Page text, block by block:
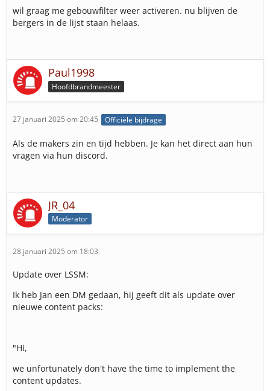
wil graag me gebouwfilter weer activeren. nu blijven de
bergers in de lijst staan helaas.
Paul1998
Hoofdbrandmeester
27 januari 2025 om 20:45 Officiële bijdrage
Als de makers zin en tijd hebben. Je kan het direct aan hun
vragen via hun discord.
JR_04
Moderator
28 januari 2025 om 18:03
Update over LSSM:
Ik heb Jan een DM gedaan, hij geeft dit als update over
nieuwe content packs:
"Hi,
we unfortunately don't have the time to implement the
content updates.